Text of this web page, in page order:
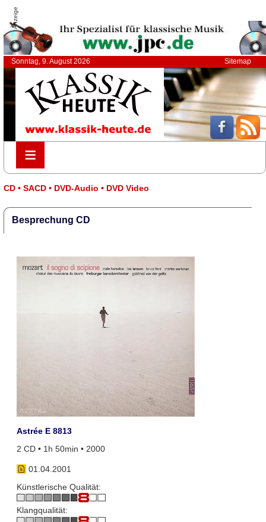
Anzeige
Sonntag, 9. August 2026 Sitemap
≡
≡
CD • SACD • DVD-Audio • DVD Video
Besprechung CD
Astrée E 8813
2 CD • 1h 50min • 2000
01.04.2001
Künstlerische Qualität:
Klangqualität: